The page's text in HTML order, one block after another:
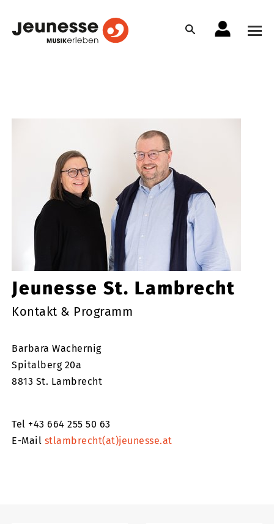
Jeunesse St. Lambrecht
Kontakt & Programm
Barbara Wachernig
Spitalberg 20a
8813 St. Lambrecht
Tel +43 664 255 50 63
E-Mail stlambrecht(at)jeunesse.at